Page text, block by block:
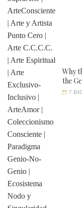
Why
the
7